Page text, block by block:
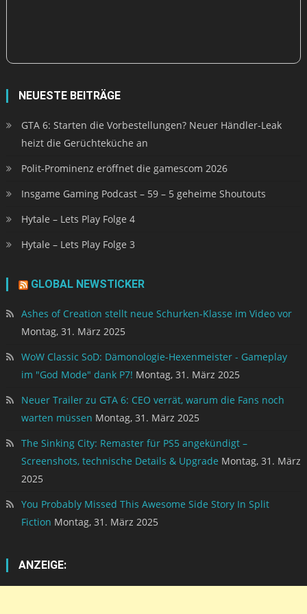
NEUESTE BEITRÄGE
GTA 6: Starten die Vorbestellungen? Neuer Händler-Leak
heizt die Gerüchteküche an
Polit-Prominenz eröffnet die gamescom 2026
Insgame Gaming Podcast – 59 – 5 geheime Shoutouts
Hytale – Lets Play Folge 4
Hytale – Lets Play Folge 3
GLOBAL NEWSTICKER
Ashes of Creation stellt neue Schurken-Klasse im Video vor
Montag, 31. März 2025
WoW Classic SoD: Dämonologie-Hexenmeister - Gameplay
im "God Mode" dank P7! Montag, 31. März 2025
Neuer Trailer zu GTA 6: CEO verrät, warum die Fans noch
warten müssen Montag, 31. März 2025
The Sinking City: Remaster für PS5 angekündigt –
Screenshots, technische Details & Upgrade Montag, 31. März
2025
You Probably Missed This Awesome Side Story In Split
Fiction Montag, 31. März 2025
ANZEIGE: